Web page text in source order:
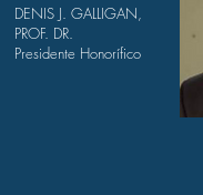
DENIS J. GALLIGAN,
PROF. DR.
Presidente Honorífico